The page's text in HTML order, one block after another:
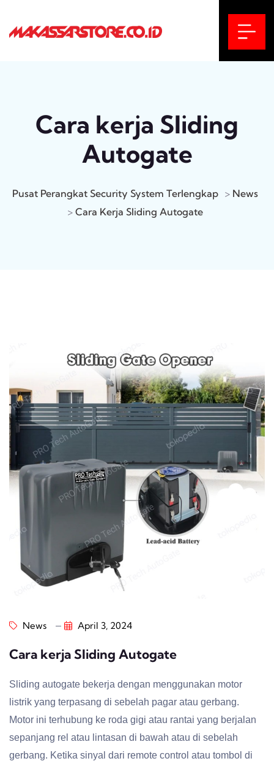
Cara kerja Sliding
Autogate
Pusat Perangkat Security System Terlengkap > News
> Cara Kerja Sliding Autogate
News April 3, 2024
Cara kerja Sliding Autogate
Sliding autogate bekerja dengan menggunakan motor
listrik yang terpasang di sebelah pagar atau gerbang.
Motor ini terhubung ke roda gigi atau rantai yang berjalan
sepanjang rel atau lintasan di bawah atau di sebelah
gerbang. Ketika sinyal dari remote control atau tombol di